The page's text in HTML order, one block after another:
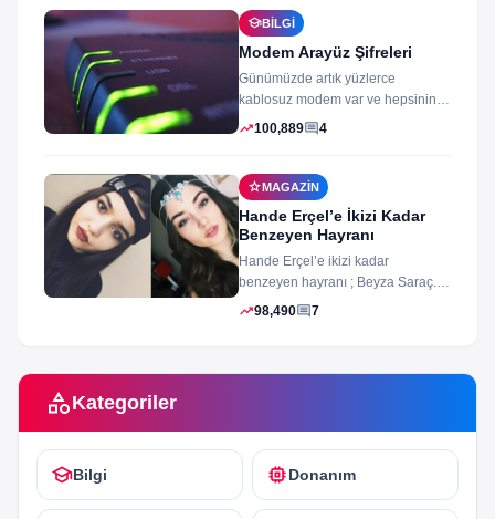
schoolBILGI
Modem Arayüz Şifreleri
Günümüzde artık yüzlerce
kablosuz modem var ve hepsinin
arayüz şifleri ve arayüzü farklı
trending_up100,889comment4
starMAGAZIN
Hande Erçel’e İkizi Kadar
Benzeyen Hayranı
Hande Erçel’e ikizi kadar
benzeyen hayranı ; Beyza Saraç.
Son zamanlarda Hande Erçel’e
trending_up98,490comment7
categoryKategoriler
schoolBilgi memoryDonanım